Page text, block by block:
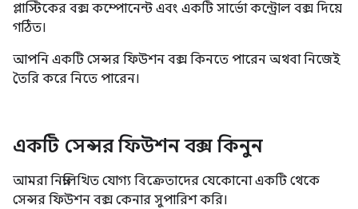
প্লাস্টিকের বক্স কম্পোনেন্ট এবং একটি সার্ভো কন্ট্রোল বক্স দিয়ে
গঠিত।
আপনি একটি সেন্সর ফিউশন বক্স কিনতে পারেন অথবা নিজেই
তৈরি করে নিতে পারেন।
একটি সেন্সর ফিউশন বক্স কিনুন
আমরা নিম্নলিখিত যোগ্য বিক্রেতাদের যেকোনো একটি থেকে
সেন্সর ফিউশন বক্স কেনার সুপারিশ করি।